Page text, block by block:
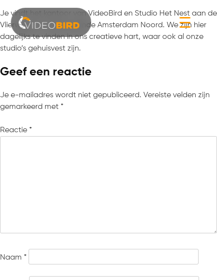
☰
Je vindt het kantoor van VideoBird en Studio Het Nest aan de
Vlierweg 12 in het bruisende Amsterdam Noord. We zijn hier
dagelijks te vinden in ons creatieve hart, waar ook al onze
studio’s gehuisvest zijn.
Geef een reactie
Je e-mailadres wordt niet gepubliceerd. Vereiste velden zijn
gemarkeerd met *
Reactie *
Naam *